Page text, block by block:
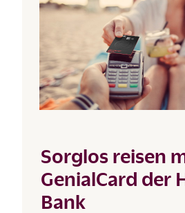
Sorglos reisen
GenialCard der
Bank